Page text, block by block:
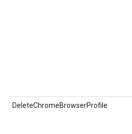
DeleteChromeBrowserProfile